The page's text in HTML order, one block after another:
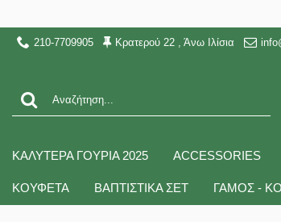
210-7709905 Κρατερού 22 , Άνω Ιλίσια
ΚΑΛΥΤΕΡΑ ΓΟΥΡΙΑ 2025 ACCESSORIES
ΚΟΥΦΕΤΑ ΒΑΠΤΙΣΤΙΚΑ ΣΕΤ ΓΑΜΟΣ -